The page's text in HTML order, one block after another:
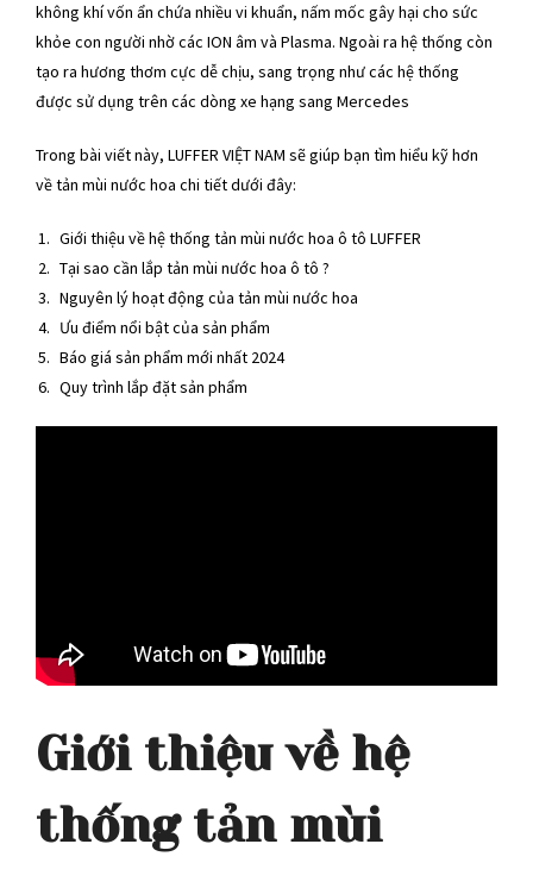
không khí vốn ẩn chứa nhiều vi khuẩn, nấm mốc gây hại cho sức
khỏe con người nhờ các ION âm và Plasma. Ngoài ra hệ thống còn
tạo ra hương thơm cực dễ chịu, sang trọng như các hệ thống
được sử dụng trên các dòng xe hạng sang Mercedes
Trong bài viết này, LUFFER VIỆT NAM sẽ giúp bạn tìm hiểu kỹ hơn
về tản mùi nước hoa chi tiết dưới đây:
Giới thiệu về hệ thống tản mùi nước hoa ô tô LUFFER
Tại sao cần lắp tản mùi nước hoa ô tô ?
Nguyên lý hoạt động của tản mùi nước hoa
Ưu điểm nổi bật của sản phẩm
Báo giá sản phẩm mới nhất 2024
Quy trình lắp đặt sản phẩm
Giới thiệu về hệ
thống tản mùi